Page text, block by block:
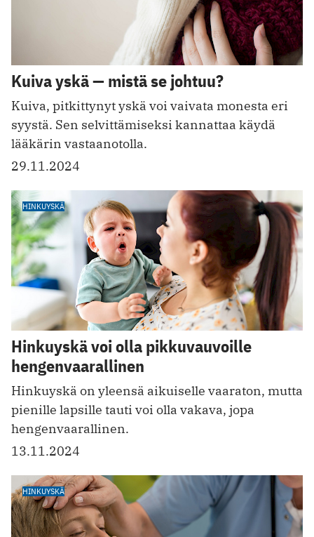
Kuiva yskä — mistä se johtuu?
Kuiva, pitkittynyt yskä voi vaivata monesta eri
syystä. Sen selvittämiseksi kannattaa käydä
lääkärin vastaanotolla.
29.11.2024
HINKUYSKÄ
Hinkuyskä voi olla pikkuvauvoille
hengenvaarallinen
Hinkuyskä on yleensä aikuiselle vaaraton, mutta
pienille lapsille tauti voi olla vakava, jopa
hengenvaarallinen.
13.11.2024
HINKUYSKÄ